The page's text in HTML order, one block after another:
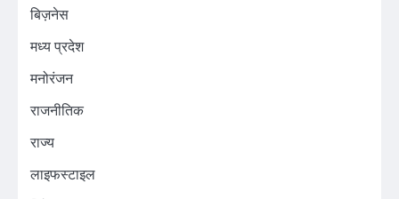
बिज़नेस
मध्य प्रदेश
मनोरंजन
राजनीतिक
राज्य
लाइफस्टाइल